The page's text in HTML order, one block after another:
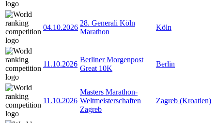
04.10.2026
28. Generali Köln
Marathon
Köln
11.10.2026
Berliner Morgenpost
Great 10K
Berlin
11.10.2026
Masters Marathon-
Weltmeisterschaften
Zagreb
Zagreb (Kroatien)